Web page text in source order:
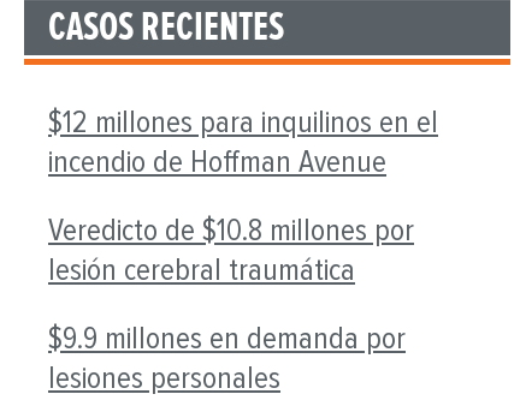
CASOS RECIENTES
$12 millones para inquilinos en el
incendio de Hoffman Avenue
Veredicto de $10.8 millones por
lesión cerebral traumática
$9.9 millones en demanda por
lesiones personales